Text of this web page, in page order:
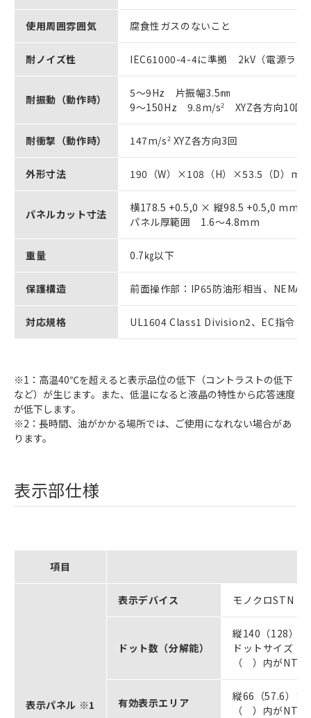
使用周囲雰囲気 腐食性ガスのないこと
耐ノイズ性 IEC61000-4-4に準拠 2kV（電源ライ
耐振動（動作時）
5～9Hz 片振幅3.5㎜
9～150Hz 9.8m/s2 XYZ各方向10回
耐衝撃（動作時） 147m/s2 XYZ各方向3回
外形寸法 190（W）×108（H）×53.5（D）mm
パネルカット寸法
横178.5 +0.5,0 × 縦98.5 +0.5,0 mm
パネル厚範囲 1.6～4.8mm
重量 0.7㎏以下
保護構造 前面操作部：IP65防油形相当、
対応規格 UL1604 Class1 Division2、EC指令
※1：高温40℃を超えると表示品位の低下（コントラストの低下
など）が生じます。また、低温になると液晶の特性から応答速度
が低下します。
※2：長時間、油がかかる場所では、ご使用になれない場合があ
ります。
表示部仕様
項目
表示パネル ※1
表示デバイス モノクロSTN
ドット数（分解能）
縦140（128）×
ドットサイズ：
（ ）内が
有効表示エリア
縦66（57.6）×
（ ）内が